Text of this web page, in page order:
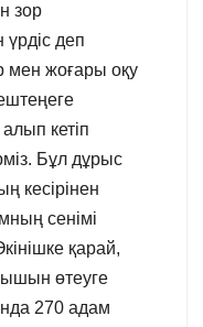
зор
үрдіс деп
мен жоғары оқу
кетіп
Бұл дұрыс
кесірінен
сенімі
қарай,
өтеуге
270 адам